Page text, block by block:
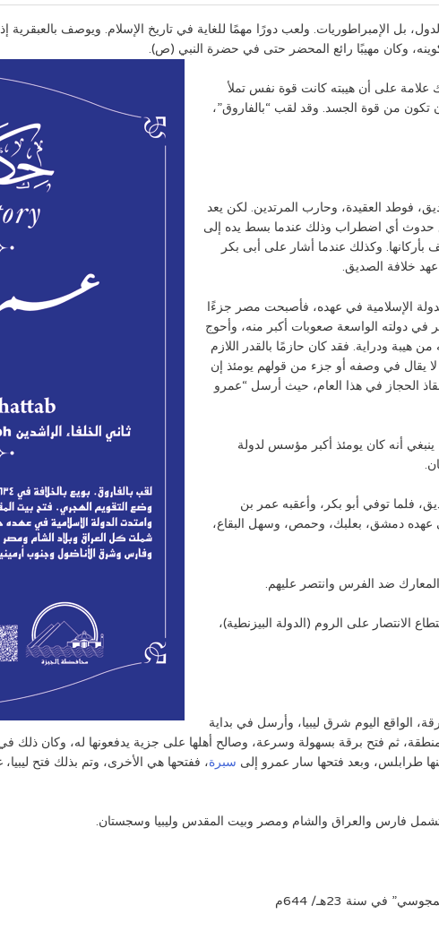
بل الإمبراطوريات. ولعب دورًا مهمًا للغاية في تاريخ الإسلام. ويوصف بالعبقرية
وكان مهيبًا رائع المحضر حتى في حضرة النبي (ص).
علامة على أن هيبته كانت قوة نفس تملأ
تكون من قوة الجسد. وقد لقب “بالفاروق”،
فوطد العقيدة، وحارب المرتدين. لكن يعد
حدوث أي اضطراب وذلك عندما بسط يده إلى
وكذلك عندما أشار على أبى بكر
خلافة الصديق.
بكر عام 13هـ، وقد اتسعت الدولة الإسلامية في عهده، فأصبحت مصر جزءًا
في دولته الواسعة صعوبات أكبر منه، وأحوج
هيبة ودراية. فقد كان حازمًا بالقدر اللازم
لا يقال في وصفه أو جزء من قولهم يومئذ إن
الحجاز في هذا العام، حيث أرسل “عمرو
أنه كان يومئذ أكبر مؤسس لدولة
فلما توفي أبو بكر، وأعقبه عمر بن
عهده دمشق، بعلبك، وحمص، وسهل البقاع،
ضد الفرس وانتصر عليهم.
على الروم (الدولة البيزنطية)،
الواقع اليوم شرق ليبيا، وأرسل في بداية
طرابلس، وبعد فتحها سار عمرو إلى سبرة، ففتحها هي الأخرى، وتم بذلك فتح
فارس والعراق والشام ومصر وبيت المقدس وليبيا وسجستان.
في سنة 23هـ/ 644م